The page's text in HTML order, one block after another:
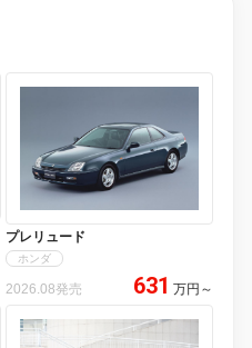
プレリュード
ホンダ
2026.08発売 631 万円 ～